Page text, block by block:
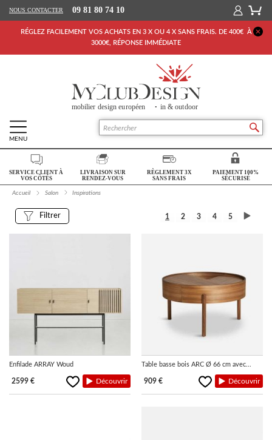
NOUS CONTACTER 09 81 80 74 10
RÉGLEZ FACILEMENT VOS ACHATS EN 3 X OU 4 X SANS FRAIS. DE 400€ À
3000€, RÉPONSE IMMÉDIATE
MENU
Retour Accueil
SALON
CHAMBRE
MARQUES
SERVICE CLIENT À
VOS CÔTÉS
LIVRAISON SUR
RENDEZ-VOUS
RÈGLEMENT 3X
SANS FRAIS
PAIEMENT 100%
SÉCURISÉ
Accueil Salon Inspirations
Filtrer 1 2 3 4 5
Enfilade ARRAY Woud
2599 € Découvrir
Table basse bois ARC Ø 66 cm avec...
909 € Découvrir